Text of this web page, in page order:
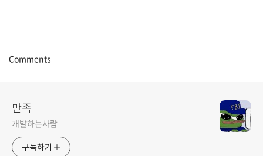
Comments
만족
개발하는사람
구독하기